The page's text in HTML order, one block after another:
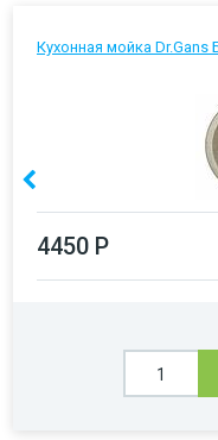
Кухонная мойка Dr.Gans
4450 Р